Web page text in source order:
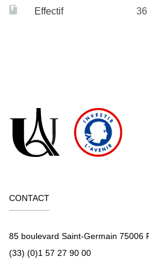
Effectif 36
CONTACT
85 boulevard Saint-Germain 75006
(33) (0)1 57 27 90 00